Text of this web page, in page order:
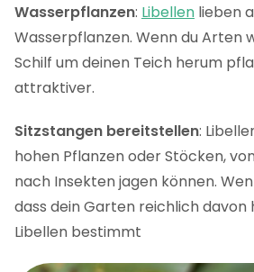
Wasserpflanzen: Libellen lieben
Wasserpflanzen. Wenn du Arten
Schilf um deinen Teich herum
attraktiver.
Sitzstangen bereitstellen:
hohen Pflanzen oder Stöcken,
nach Insekten jagen können.
dass dein Garten reichlich davon
Libellen bestimmt